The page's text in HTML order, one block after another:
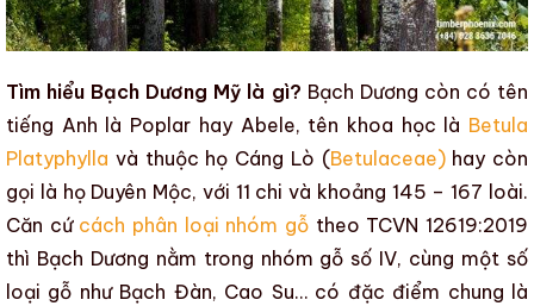
Tìm hiểu Bạch Dương Mỹ là gì? Bạch Dương còn có tên
tiếng Anh là Poplar hay Abele, tên khoa học là Betula
Platyphylla và thuộc họ Cáng Lò (Betulaceae)hay còn
gọi là họ Duyên Mộc, với 11 chi và khoảng 145 – 167 loài.
Căn cứ cách phân loại nhóm gỗ theo TCVN 12619:2019
thì Bạch Dương nằm trong nhóm gỗ số IV, cùng một số
loại gỗ như Bạch Đàn, Cao Su… có đặc điểm chung là